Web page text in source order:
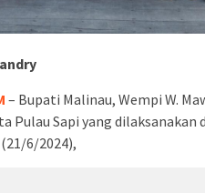
– Bupati Malinau, Wempi W.
Pulau Sapi yang dilaksanakan
6/2024),